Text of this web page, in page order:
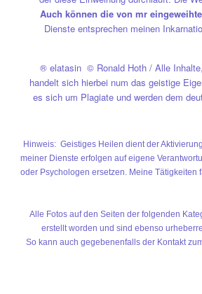
Hinweis: Geistiges Heilen dient der
meiner Dienste erfolgen auf eigene
oder Psychologen ersetzen. Meine
Alle Fotos auf den Seiten der folgenden
erstellt worden und sind ebenso
So kann auch gegebenenfalls der Kontakt
Auch können die von mr
Dienste entsprechen meinen
® elatasin © Ronald Hoth / Alle
handelt sich hierbei num das geistige
es sich um Plagiate und werden dem